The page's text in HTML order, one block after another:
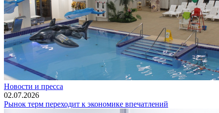
Новости и пресса
02.07.2026
Рынок терм переходит к экономике впечатлений